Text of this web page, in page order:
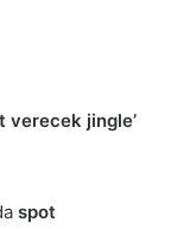
verecek jingle’
spot